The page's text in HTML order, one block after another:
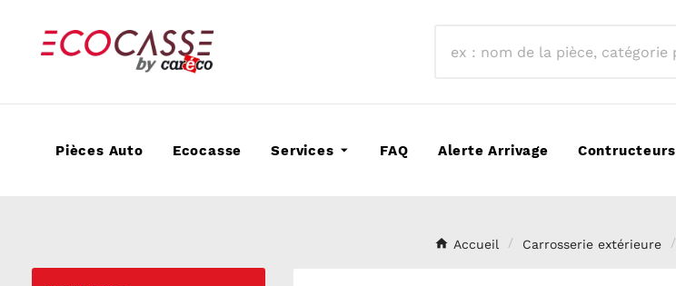
Pièces Auto Ecocasse Services FAQ Alerte Arrivage Contructeurs
Accueil Carrosserie extérieure